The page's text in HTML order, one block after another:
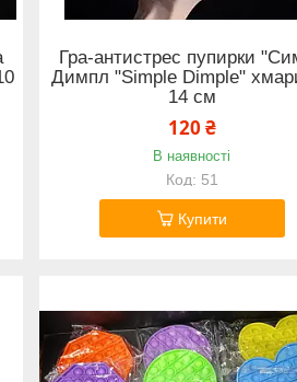
Гра-антистрес пупирки
Димпл "Simple Dimple"
14 см
120 ₴
В наявності
51
Купити